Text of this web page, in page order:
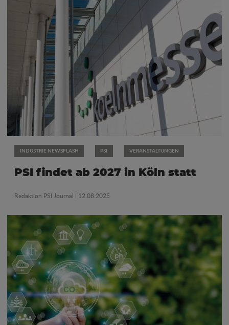
INDUSTRIE NEWSFLASH PSI VERANSTALTUNGEN
PSI findet ab 2027 in Köln statt
Redaktion PSI Journal | 12.08.2025